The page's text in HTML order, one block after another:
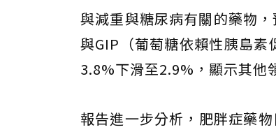
與減重與糖尿病有關的藥物
與GIP（葡萄糖依賴性胰島
3.8%下滑至2.9%，顯示其他
報告進一步分析，肥胖症藥